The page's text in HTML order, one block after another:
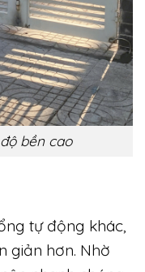
bền cao
tự động khác,
giản hơn. Nhờ